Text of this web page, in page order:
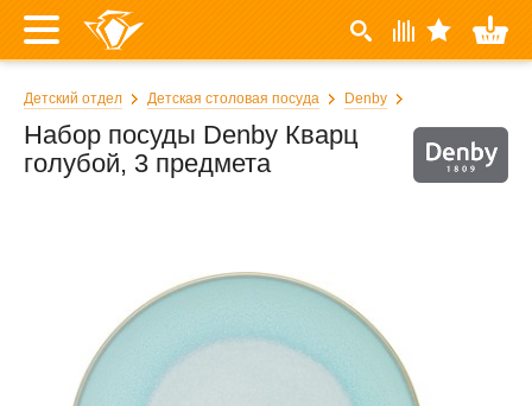
Детский отдел Детская столовая посуда Denby
Набор посуды Denby Кварц
голубой, 3 предмета